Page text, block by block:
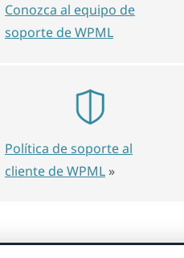
Conozca al equipo de
soporte de WPML
Política de soporte al
cliente de WPML »